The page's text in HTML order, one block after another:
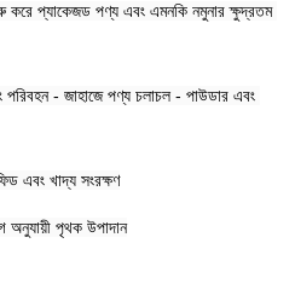
করে প্যাকেজড পণ্য এবং এমনকি নমুনার ক্ষুদ্রতম
- জাহাজে পণ্য চলাচল - পাউডার এবং
এবং খাদ্য সংরক্ষণ
অনুযায়ী পৃথক উপাদান